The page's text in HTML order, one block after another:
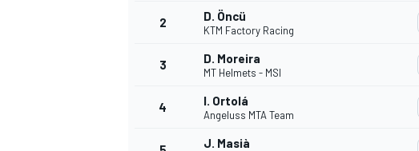
2 D. Öncü
KTM Factory Racing
3 D. Moreira
MT Helmets - MSI
4 I. Ortolá
Angeluss MTA Team
J. Masià